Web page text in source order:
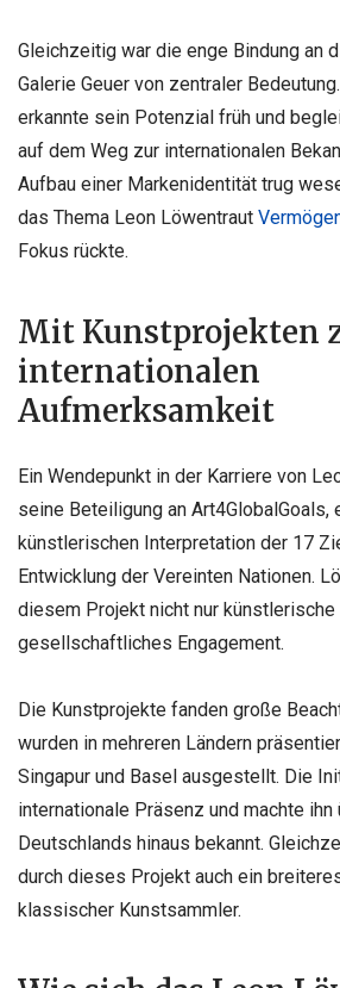
Gleichzeitig war die enge Bindung an
Galerie Geuer von zentraler
erkannte sein Potenzial früh und
auf dem Weg zur internationalen
Aufbau einer Markenidentität trug
das Thema Leon Löwentraut
Fokus rückte.
Mit Kunstprojekten
internationalen
Aufmerksamkeit
Ein Wendepunkt in der Karriere von
seine Beteiligung an Art4GlobalGoals,
künstlerischen Interpretation der 17
Entwicklung der Vereinten Nationen.
diesem Projekt nicht nur künstlerische
gesellschaftliches Engagement.
Die Kunstprojekte fanden große
wurden in mehreren Ländern
Singapur und Basel ausgestellt. Die
internationale Präsenz und machte ihn
Deutschlands hinaus bekannt.
durch dieses Projekt auch ein
klassischer Kunstsammler.